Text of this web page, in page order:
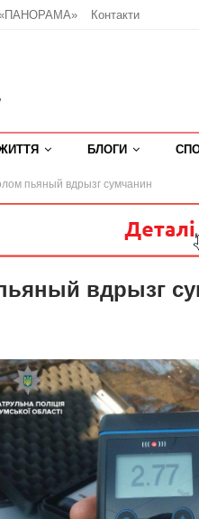
Контакти
БЛОГИ
пьяный вдрызг сумчанин
вдрызг